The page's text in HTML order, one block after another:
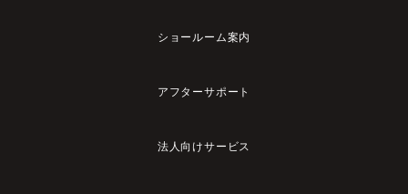
ショールーム案内
アフターサポート
法人向けサービス